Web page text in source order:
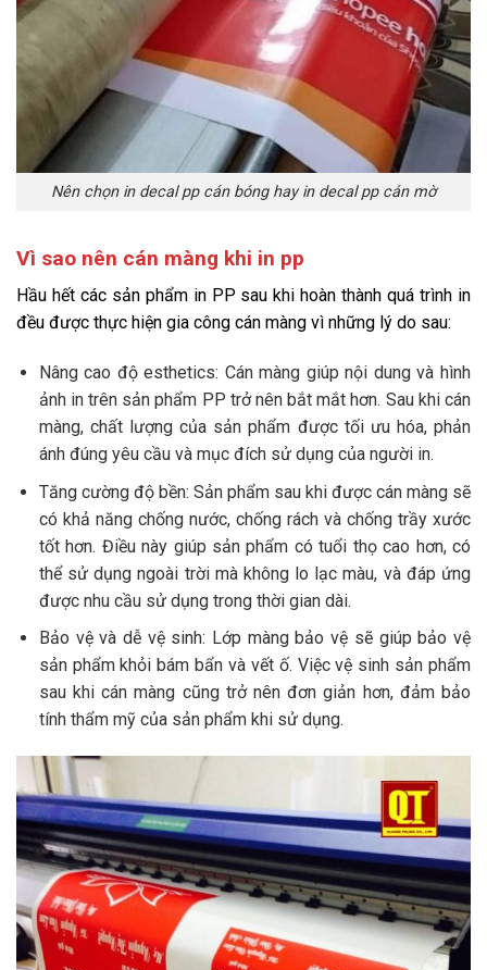
Nên chọn in decal pp cán bóng hay in decal pp cán mờ
Vì sao nên cán màng khi in pp
Hầu hết các sản phẩm in PP sau khi hoàn thành quá trình in
đều được thực hiện gia công cán màng vì những lý do sau:
Nâng cao độ esthetics: Cán màng giúp nội dung và hình
ảnh in trên sản phẩm PP trở nên bắt mắt hơn. Sau khi cán
màng, chất lượng của sản phẩm được tối ưu hóa, phản
ánh đúng yêu cầu và mục đích sử dụng của người in.
Tăng cường độ bền: Sản phẩm sau khi được cán màng sẽ
có khả năng chống nước, chống rách và chống trầy xước
tốt hơn. Điều này giúp sản phẩm có tuổi thọ cao hơn, có
thể sử dụng ngoài trời mà không lo lạc màu, và đáp ứng
được nhu cầu sử dụng trong thời gian dài.
Bảo vệ và dễ vệ sinh: Lớp màng bảo vệ sẽ giúp bảo vệ
sản phẩm khỏi bám bẩn và vết ố. Việc vệ sinh sản phẩm
sau khi cán màng cũng trở nên đơn giản hơn, đảm bảo
tính thẩm mỹ của sản phẩm khi sử dụng.